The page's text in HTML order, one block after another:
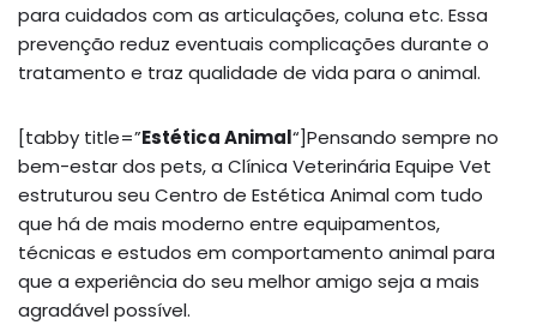
para cuidados com as articulações, coluna etc. Essa
prevenção reduz eventuais complicações durante o
tratamento e traz qualidade de vida para o animal.
[tabby title=”Estética Animal“]Pensando sempre no
bem-estar dos pets, a Clínica Veterinária Equipe Vet
estruturou seu Centro de Estética Animal com tudo
que há de mais moderno entre equipamentos,
técnicas e estudos em comportamento animal para
que a experiência do seu melhor amigo seja a mais
agradável possível.